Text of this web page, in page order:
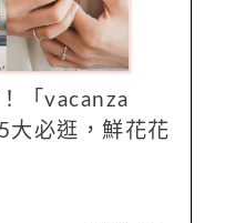
「vacanza
大必逛，鮮花花